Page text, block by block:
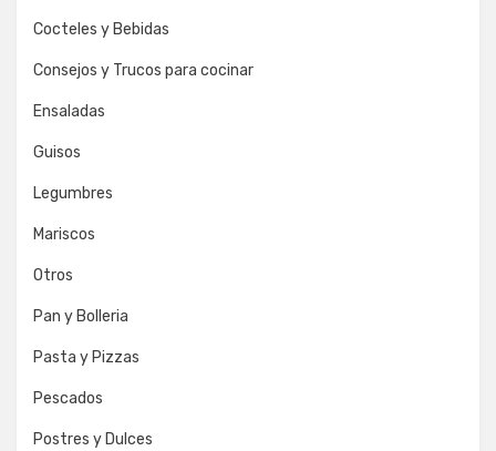
Cocteles y Bebidas
Consejos y Trucos para cocinar
Ensaladas
Guisos
Legumbres
Mariscos
Otros
Pan y Bolleria
Pasta y Pizzas
Pescados
Postres y Dulces